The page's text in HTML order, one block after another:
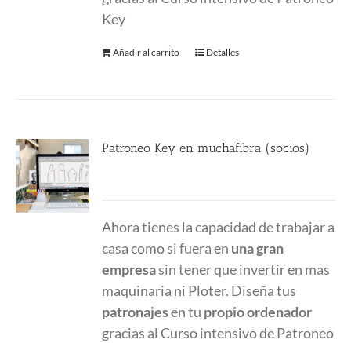
Key
Añadir al carrito Detalles
Patroneo Key en muchafibra (socios)
Ahora tienes la capacidad de trabajar a
casa como si fuera en una gran
empresasin tener que invertir en mas
maquinaria ni Ploter. Diseña tus
patronajesen tu propio ordenador
gracias al Curso intensivo de Patroneo